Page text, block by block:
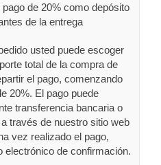
de 20% como depósito
de la entrega
usted puede escoger
total de la compra de
el pago, comenzando
20%. El pago puede
transferencia bancaria o
través de nuestro sitio web
vez realizado el pago,
electrónico de confirmación.